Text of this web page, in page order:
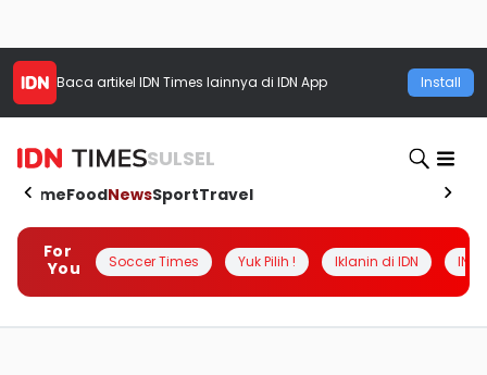
Baca artikel IDN Times lainnya di IDN App Install
SULSEL
HomeFoodNewsSportTravel
For
You
Soccer Times Yuk Pilih ! Iklanin di IDN